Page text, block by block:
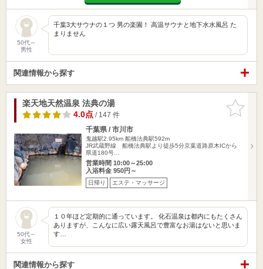
50代～
男性
千葉3大サウナの１つ 男の楽園！ 高温サウナと地下水水風呂 た
まりません
関連情報から探す
お気に入
りに追加
楽天地天然温泉 法典の湯
4.0点/ 147 件
千葉県 / 市川市
鬼越駅2.95km 船橋法典駅592m
JR武蔵野線 船橋法典駅より徒歩5分京葉道路原木ICから
県道180号…
営業時間 10:00～25:00
入浴料金 950円～
日帰り エステ・マッサージ
50代～
女性
１０年ほど定期的に通っています。 化石温泉は都内にもたくさん
ありますが、こんなに広い露天風呂で豊富なお湯はないと思いま
す…
関連情報から探す